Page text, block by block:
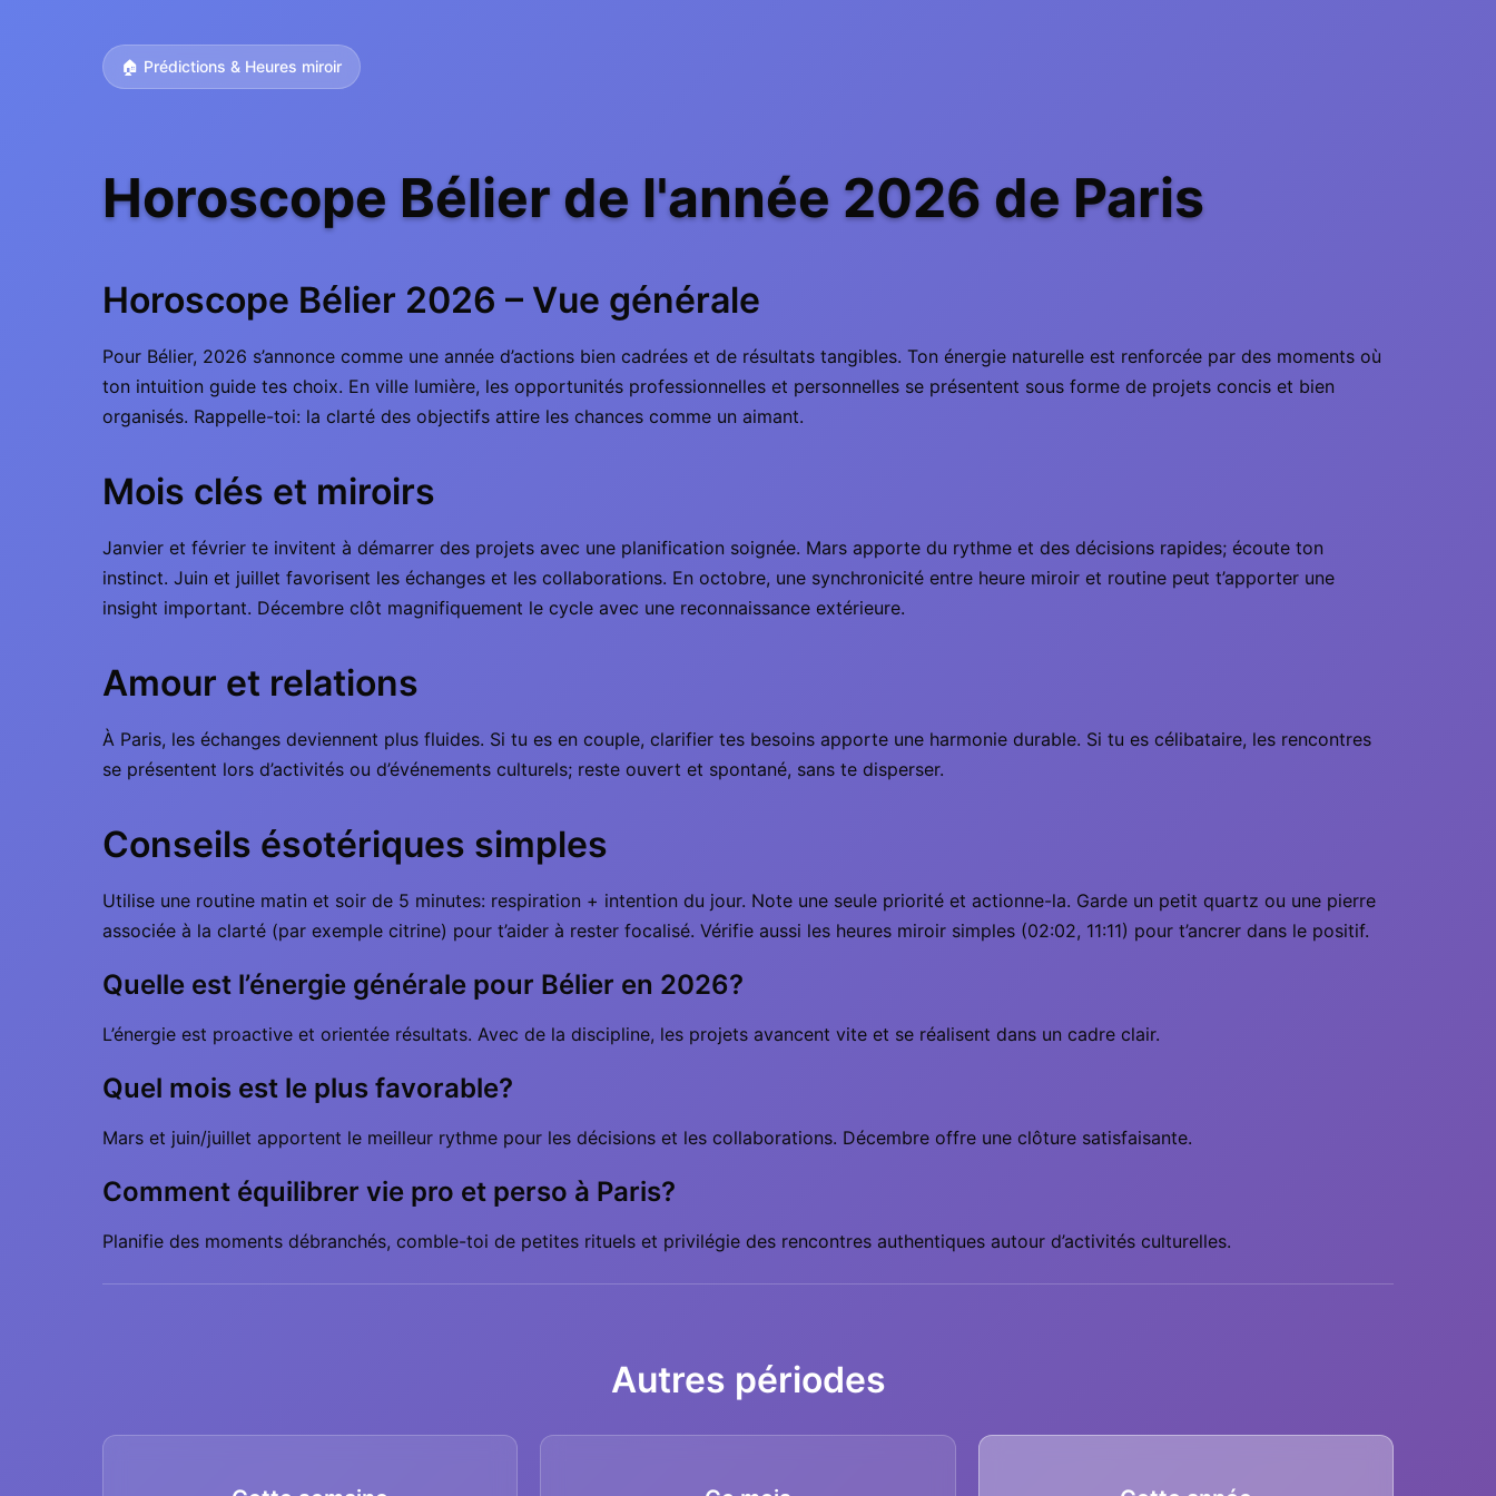
🏠 Prédictions & Heures miroir
Horoscope Bélier de l'année 2026 de Paris
Horoscope Bélier 2026 – Vue générale
Pour Bélier, 2026 s’annonce comme une année d’actions bien cadrées et de résultats tangibles. Ton énergie naturelle est renforcée par des moments où
ton intuition guide tes choix. En ville lumière, les opportunités professionnelles et personnelles se présentent sous forme de projets concis et bien
organisés. Rappelle-toi: la clarté des objectifs attire les chances comme un aimant.
Mois clés et miroirs
Janvier et février te invitent à démarrer des projets avec une planification soignée. Mars apporte du rythme et des décisions rapides; écoute ton
instinct. Juin et juillet favorisent les échanges et les collaborations. En octobre, une synchronicité entre heure miroir et routine peut t’apporter une
insight important. Décembre clôt magnifiquement le cycle avec une reconnaissance extérieure.
Amour et relations
À Paris, les échanges deviennent plus fluides. Si tu es en couple, clarifier tes besoins apporte une harmonie durable. Si tu es célibataire, les rencontres
se présentent lors d’activités ou d’événements culturels; reste ouvert et spontané, sans te disperser.
Conseils ésotériques simples
Utilise une routine matin et soir de 5 minutes: respiration + intention du jour. Note une seule priorité et actionne-la. Garde un petit quartz ou une pierre
associée à la clarté (par exemple citrine) pour t’aider à rester focalisé. Vérifie aussi les heures miroir simples (02:02, 11:11) pour t’ancrer dans le positif.
Quelle est l’énergie générale pour Bélier en 2026?
L’énergie est proactive et orientée résultats. Avec de la discipline, les projets avancent vite et se réalisent dans un cadre clair.
Quel mois est le plus favorable?
Mars et juin/juillet apportent le meilleur rythme pour les décisions et les collaborations. Décembre offre une clôture satisfaisante.
Comment équilibrer vie pro et perso à Paris?
Planifie des moments débranchés, comble-toi de petites rituels et privilégie des rencontres authentiques autour d’activités culturelles.
Autres périodes